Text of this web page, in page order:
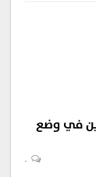
في وضع
0